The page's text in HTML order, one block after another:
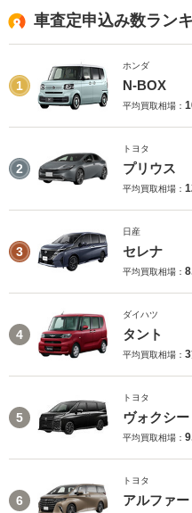
車査定申込み数ラン
1
ホンダ
N-BOX
平均買取相場：
2
トヨタ
プリウス
平均買取相場：
3
日産
セレナ
平均買取相場：
4
ダイハツ
タント
平均買取相場： 3
5
トヨタ
ヴォクシー
平均買取相場：
6
トヨタ
アルファー